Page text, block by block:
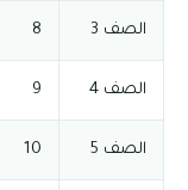
الصف 3 8
الصف 4 9
الصف 5 10